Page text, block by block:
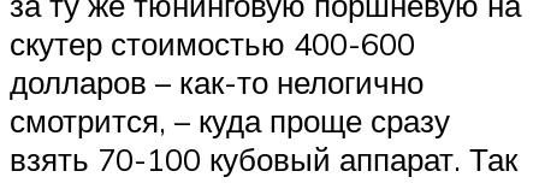
скутер стоимостью 400-600
долларов – как-то нелогично
смотрится, – куда проще сразу
взять 70-100 кубовый аппарат. Так